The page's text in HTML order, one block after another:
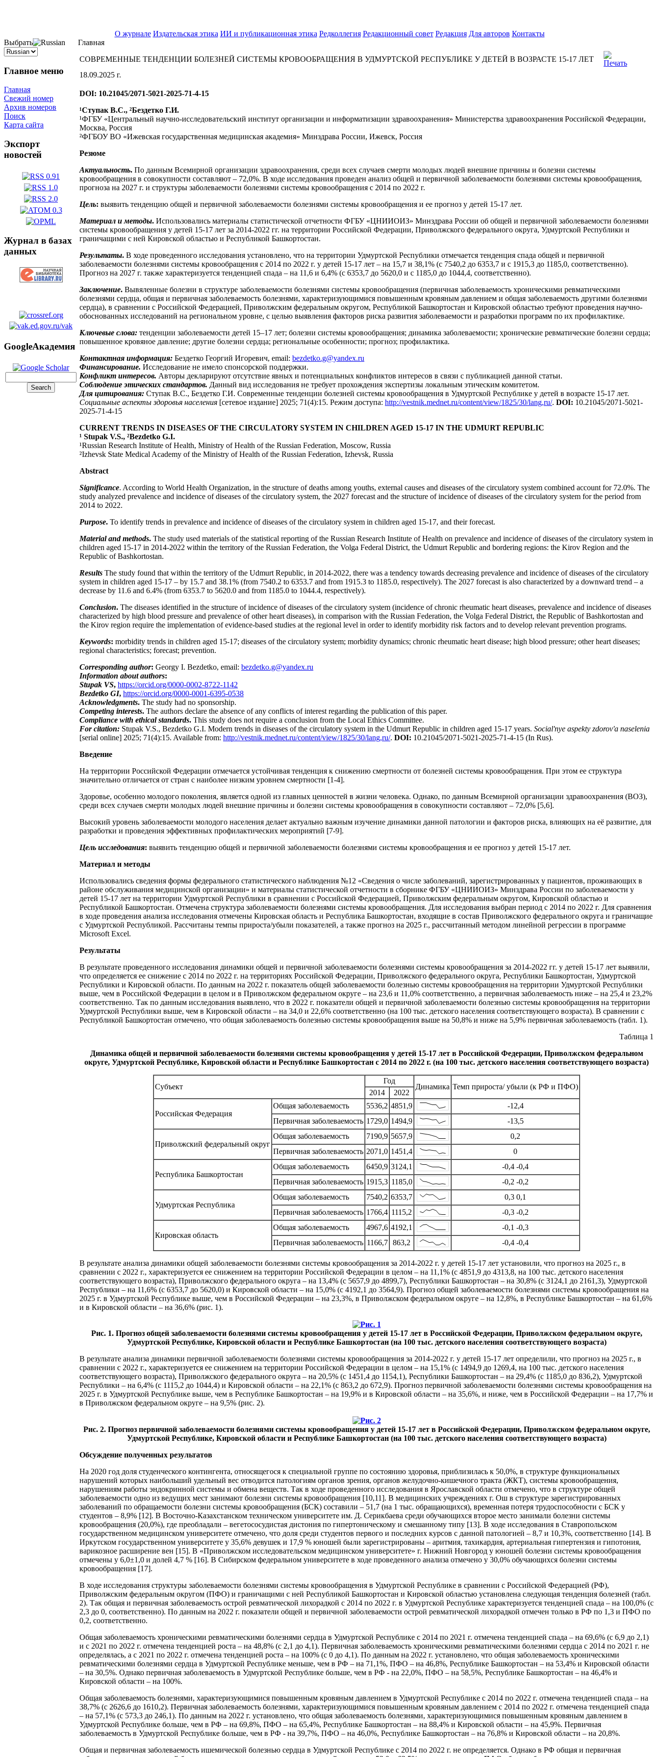
О журнале Издательская этика ИИ и публикационная этика Редколлегия Редакционный совет Редакция Для авторов Контакты
Выбрать
Главное меню
Главная
Свежий номер
Архив номеров
Поиск
Карта сайта
Экспорт
новостей
Журнал в базах
данных
GoogleАкадемия
Главная
СОВРЕМЕННЫЕ ТЕНДЕНЦИИ БОЛЕЗНЕЙ СИСТЕМЫ КРОВООБРАЩЕНИЯ В УДМУРТСКОЙ РЕСПУБЛИКЕ У ДЕТЕЙ В ВОЗРАСТЕ 15-17 ЛЕТ
18.09.2025 г.
DOI: 10.21045/2071-5021-2025-71-4-15
¹Ступак В.С., ²Бездетко Г.И.
¹ФГБУ «Центральный научно-исследовательский институт организации и информатизации здравоохранения» Министерства здравоохранения Российской Федерации,
Москва, Россия
²ФГБОУ ВО «Ижевская государственная медицинская академия» Минздрава России, Ижевск, Россия
Резюме
Актуальность. По данным Всемирной организации здравоохранения, среди всех случаев смерти молодых людей внешние причины и болезни системы
кровообращения в совокупности составляют – 72,0%. В ходе исследования проведен анализ общей и первичной заболеваемости болезнями системы кровообращения,
прогноза на 2027 г. и структуры заболеваемости болезнями системы кровообращения с 2014 по 2022 г.
Цель: выявить тенденцию общей и первичной заболеваемости болезнями системы кровообращения и ее прогноз у детей 15-17 лет.
Материал и методы. Использовались материалы статистической отчетности ФГБУ «ЦНИИОИЗ» Минздрава России об общей и первичной заболеваемости болезнями
системы кровообращения у детей 15-17 лет за 2014-2022 гг. на территории Российской Федерации, Приволжского федерального округа, Удмуртской Республики и
граничащими с ней Кировской областью и Республикой Башкортостан.
Результаты. В ходе проведенного исследования установлено, что на территории Удмуртской Республики отмечается тенденция спада общей и первичной
заболеваемости болезнями системы кровообращения с 2014 по 2022 г. у детей 15-17 лет – на 15,7 и 38,1% (с 7540,2 до 6353,7 и с 1915,3 до 1185,0, соответственно).
Прогноз на 2027 г. также характеризуется тенденцией спада – на 11,6 и 6,4% (с 6353,7 до 5620,0 и с 1185,0 до 1044,4, соответственно).
Заключение. Вывяленные болезни в структуре заболеваемости болезнями системы кровообращения (первичная заболеваемость хроническими ревматическими
болезнями сердца, общая и первичная заболеваемость болезнями, характеризующимися повышенным кровяным давлением и общая заболеваемость другими болезнями
сердца), в сравнении с Российской Федерацией, Приволжским федеральным округом, Республикой Башкортостан и Кировской областью требуют проведения научно-
обоснованных исследований на региональном уровне, с целью выявления факторов риска развития заболеваемости и разработки программ по их профилактике.
Ключевые слова: тенденции заболеваемости детей 15–17 лет; болезни системы кровообращения; динамика заболеваемости; хронические ревматические болезни сердца;
повышенное кровяное давление; другие болезни сердца; региональные особенности; прогноз; профилактика.
Контактная информация: Бездетко Георгий Игоревич, email: bezdetko.g@yandex.ru
Финансирование. Исследование не имело спонсорской поддержки.
Конфликт интересов. Авторы декларируют отсутствие явных и потенциальных конфликтов интересов в связи с публикацией данной статьи.
Соблюдение этических стандартов. Данный вид исследования не требует прохождения экспертизы локальным этическим комитетом.
Для цитирования: Ступак В.С., Бездетко Г.И. Современные тенденции болезней системы кровообращения в Удмуртской Республике у детей в возрасте 15-17 лет.
Социальные аспекты здоровья населения [сетевое издание] 2025; 71(4):15. Режим доступа: http://vestnik.mednet.ru/content/view/1825/30/lang,ru/. DOI: 10.21045/2071-5021-
2025-71-4-15
CURRENT TRENDS IN DISEASES OF THE CIRCULATORY SYSTEM IN CHILDREN AGED 15-17 IN THE UDMURT REPUBLIC
¹ Stupak V.S., ²Bezdetko G.I.
¹Russian Research Institute of Health, Ministry of Health of the Russian Federation, Moscow, Russia
²Izhevsk State Medical Academy of the Ministry of Health of the Russian Federation, Izhevsk, Russia
Abstract
Significance. According to World Health Organization, in the structure of deaths among youths, external causes and diseases of the circulatory system combined account for 72.0%. The
study analyzed prevalence and incidence of diseases of the circulatory system, the 2027 forecast and the structure of incidence of diseases of the circulatory system for the period from
2014 to 2022.
Purpose. To identify trends in prevalence and incidence of diseases of the circulatory system in children aged 15-17, and their forecast.
Material and methods. The study used materials of the statistical reporting of the Russian Research Institute of Health on prevalence and incidence of diseases of the circulatory system in
children aged 15-17 in 2014-2022 within the territory of the Russian Federation, the Volga Federal District, the Udmurt Republic and bordering regions: the Kirov Region and the
Republic of Bashkortostan.
Results The study found that within the territory of the Udmurt Republic, in 2014-2022, there was a tendency towards decreasing prevalence and incidence of diseases of the circulatory
system in children aged 15-17 – by 15.7 and 38.1% (from 7540.2 to 6353.7 and from 1915.3 to 1185.0, respectively). The 2027 forecast is also characterized by a downward trend – a
decrease by 11.6 and 6.4% (from 6353.7 to 5620.0 and from 1185.0 to 1044.4, respectively).
Conclusion. The diseases identified in the structure of incidence of diseases of the circulatory system (incidence of chronic rheumatic heart diseases, prevalence and incidence of diseases
characterized by high blood pressure and prevalence of other heart diseases), in comparison with the Russian Federation, the Volga Federal District, the Republic of Bashkortostan and
the Kirov region require the implementation of evidence-based studies at the regional level in order to identify morbidity risk factors and to develop relevant prevention programs.
Keywords: morbidity trends in children aged 15-17; diseases of the circulatory system; morbidity dynamics; chronic rheumatic heart disease; high blood pressure; other heart diseases;
regional characteristics; forecast; prevention.
Corresponding author: Georgy I. Bezdetko, email: bezdetko.g@yandex.ru
Information about authors:
Stupak VS, https://orcid.org/0000-0002-8722-1142
Bezdetko GI, https://orcid.org/0000-0001-6395-0538
Acknowledgments. The study had no sponsorship.
Competing interests. The authors declare the absence of any conflicts of interest regarding the publication of this paper.
Compliance with ethical standards. This study does not require a conclusion from the Local Ethics Committee.
For citation: Stupak V.S., Bezdetko G.I. Modern trends in diseases of the circulatory system in the Udmurt Republic in children aged 15-17 years. Social'nye aspekty zdorov'a naselenia
[serial online] 2025; 71(4):15. Available from: http://vestnik.mednet.ru/content/view/1825/30/lang,ru/. DOI: 10.21045/2071-5021-2025-71-4-15 (In Rus).
Введение
На территории Российской Федерации отмечается устойчивая тенденция к снижению смертности от болезней системы кровообращения. При этом ее структура
значительно отличается от стран с наиболее низким уровнем смертности [1-4].
Здоровье, особенно молодого поколения, является одной из главных ценностей в жизни человека. Однако, по данным Всемирной организации здравоохранения (ВОЗ),
среди всех случаев смерти молодых людей внешние причины и болезни системы кровообращения в совокупности составляют – 72,0% [5,6].
Высокий уровень заболеваемости молодого населения делает актуально важным изучение динамики данной патологии и факторов риска, влияющих на её развитие, для
разработки и проведения эффективных профилактических мероприятий [7-9].
Цель исследования: выявить тенденцию общей и первичной заболеваемости болезнями системы кровообращения и ее прогноз у детей 15-17 лет.
Материал и методы
Использовались сведения формы федерального статистического наблюдения №12 «Сведения о числе заболеваний, зарегистрированных у пациентов, проживающих в
районе обслуживания медицинской организации» и материалы статистической отчетности в сборнике ФГБУ «ЦНИИОИЗ» Минздрава России по заболеваемости у
детей 15-17 лет на территории Удмуртской Республики в сравнении с Российской Федерацией, Приволжским федеральным округом, Кировской областью и
Республикой Башкортостан. Отмечена структура заболеваемости болезнями системы кровообращения. Для исследования выбран период с 2014 по 2022 г. Для сравнения
в ходе проведения анализа исследования отмечены Кировская область и Республика Башкортостан, входящие в состав Приволжского федерального округа и граничащие
с Удмуртской Республикой. Рассчитаны темпы прироста/убыли показателей, а также прогноз на 2025 г., рассчитанный методом линейной регрессии в программе
Microsoft Excel.
Результаты
В результате проведенного исследования динамики общей и первичной заболеваемости болезнями системы кровообращения за 2014-2022 гг. у детей 15-17 лет выявили,
что определяется ее снижение с 2014 по 2022 г. на территориях Российской Федерации, Приволжского федерального округа, Республики Башкортостан, Удмуртской
Республики и Кировской области. По данным на 2022 г. показатель общей заболеваемости болезнью системы кровообращения на территории Удмуртской Республики
выше, чем в Российской Федерации в целом и в Приволжском федеральном округе – на 23,6 и 11,0% соответственно, а первичная заболеваемость ниже – на 25,4 и 23,2%
соответственно. Так по данным исследования выявлено, что в 2022 г. показатели общей и первичной заболеваемости болезнью системы кровообращения на территории
Удмуртской Республики выше, чем в Кировской области – на 34,0 и 22,6% соответственно (на 100 тыс. детского населения соответствующего возраста). В сравнении с
Республикой Башкортостан отмечено, что общая заболеваемость болезнью системы кровообращения выше на 50,8% и ниже на 5,9% первичная заболеваемость (табл. 1).
Таблица 1
Динамика общей и первичной заболеваемости болезнями системы кровообращения у детей 15-17 лет в Российской Федерации, Приволжском федеральном
округе, Удмуртской Республике, Кировской области и Республике Башкортостан с 2014 по 2022 г. (на 100 тыс. детского населения соответствующего возраста)
Субъект
Год
Динамика Темп прироста/ убыли (к РФ и ПФО)
2014 2022
Российская Федерация
Общая заболеваемость 5536,2 4851,9
-12,4
Первичная заболеваемость 1729,0 1494,9 -13,5
Приволжский федеральный округ
Общая заболеваемость 7190,9 5657,9
0,2
Первичная заболеваемость 2071,0 1451,4 0
Республика Башкортостан
Общая заболеваемость 6450,9 3124,1
-0,4 -0,4
Первичная заболеваемость 1915,3 1185,0 -0,2 -0,2
Удмуртская Республика
Общая заболеваемость 7540,2 6353,7
0,3 0,1
Первичная заболеваемость 1766,4 1115,2 -0,3 -0,2
Кировская область
Общая заболеваемость 4967,6 4192,1
-0,1 -0,3
Первичная заболеваемость 1166,7 863,2 -0,4 -0,4
В результате анализа динамики общей заболеваемости болезнями системы кровообращения за 2014-2022 г. у детей 15-17 лет установили, что прогноз на 2025 г., в
сравнении с 2022 г., характеризуется ее снижением на территории Российской Федерации в целом – на 11,1% (с 4851,9 до 4313,8, на 100 тыс. детского населения
соответствующего возраста), Приволжского федерального округа – на 13,4% (с 5657,9 до 4899,7), Республики Башкортостан – на 30,8% (с 3124,1 до 2161,3), Удмуртской
Республики – на 11,6% (с 6353,7 до 5620,0) и Кировской области – на 15,0% (с 4192,1 до 3564,9). Прогноз общей заболеваемости болезнями системы кровообращения на
2025 г. в Удмуртской Республике выше, чем в Российской Федерации – на 23,3%, в Приволжском федеральном округе – на 12,8%, в Республике Башкортостан – на 61,6%
и в Кировской области – на 36,6% (рис. 1).
Рис. 1. Прогноз общей заболеваемости болезнями системы кровообращения у детей 15-17 лет в Российской Федерации, Приволжском федеральном округе,
Удмуртской Республике, Кировской области и Республике Башкортостан (на 100 тыс. детского населения соответствующего возраста)
В результате анализа динамики первичной заболеваемости болезнями системы кровообращения за 2014-2022 г. у детей 15-17 лет определили, что прогноз на 2025 г., в
сравнении с 2022 г., характеризуется ее снижением на территории Российской Федерации в целом – на 15,1% (с 1494,9 до 1269,4, на 100 тыс. детского населения
соответствующего возраста), Приволжского федерального округа – на 20,5% (с 1451,4 до 1154,1), Республики Башкортостан – на 29,4% (с 1185,0 до 836,2), Удмуртской
Республики – на 6,4% (с 1115,2 до 1044,4) и Кировской области – на 22,1% (с 863,2 до 672,9). Прогноз первичной заболеваемости болезнями системы кровообращения на
2025 г. в Удмуртской Республике выше, чем в Республике Башкортостан – на 19,9% и в Кировской области – на 35,6%, и ниже, чем в Российской Федерации – на 17,7% и
в Приволжском федеральном округе – на 9,5% (рис. 2).
Рис. 2. Прогноз первичной заболеваемости болезнями системы кровообращения у детей 15-17 лет в Российской Федерации, Приволжском федеральном округе,
Удмуртской Республике, Кировской области и Республике Башкортостан (на 100 тыс. детского населения соответствующего возраста)
Обсуждение полученных результатов
На 2020 год доля студенческого контингента, относящегося к специальной группе по состоянию здоровья, приблизилась к 50,0%, в структуре функциональных
нарушений которых наибольший удельный вес отводится патологиям органов зрения, органов желудочно-кишечного тракта (ЖКТ), системы кровообращения,
нарушениям работы эндокринной системы и обмена веществ. Так в ходе проведенного исследования в Ярославской области отмечено, что в структуре общей
заболеваемости одно из ведущих мест занимают болезни системы кровообращения [10,11]. В медицинских учреждениях г. Ош в структуре зарегистрированных
заболеваний по обращаемости болезни системы кровообращения (БСК) составили – 51,7 (на 1 тыс. обращающихся), временная потеря трудоспособности с БСК у
студентов – 8,9% [12]. В Восточно-Казахстанском техническом университете им. Д. Серикбаева среди обучающихся второе место занимали болезни системы
кровообращения (20,0%), где преобладали – вегетососудистая дистония по гипертоническому и смешанному типу [13]. В ходе исследования в Ставропольском
государственном медицинском университете отмечено, что доля среди студентов первого и последних курсов с данной патологией – 8,7 и 10,3%, соответственно [14]. В
Иркутском государственном университете у 35,6% девушек и 17,9 % юношей были зарегистрированы – аритмия, тахикардия, артериальная гипертензия и гипотония,
варикозное расширение вен [15]. В «Приволжском исследовательском медицинском университете» г. Нижний Новгород у юношей болезни системы кровообращения
отмечены у 6,0±1,0 и долей 4,7 % [16]. В Сибирском федеральном университете в ходе проведенного анализа отмечено у 30,0% обучающихся болезни системы
кровообращения [17].
В ходе исследования структуры заболеваемости болезнями системы кровообращения в Удмуртской Республике в сравнении с Российской Федерацией (РФ),
Приволжским федеральным округом (ПФО) и граничащими с ней Республикой Башкортостан и Кировской областью установлена следующая тенденция болезней (табл.
2). Так общая и первичная заболеваемость острой ревматической лихорадкой с 2014 по 2022 г. в Удмуртской Республике характеризуется тенденцией спада – на 100,0% (с
2,3 до 0, соответственно). По данным на 2022 г. показатели общей и первичной заболеваемости острой ревматической лихорадкой отмечен только в РФ по 1,3 и ПФО по
0,2, соответственно.
Общая заболеваемость хроническими ревматическими болезнями сердца в Удмуртской Республике с 2014 по 2021 г. отмечена тенденцией спада – на 69,6% (с 6,9 до 2,1)
и с 2021 по 2022 г. отмечена тенденцией роста – на 48,8% (с 2,1 до 4,1). Первичная заболеваемость хроническими ревматическими болезнями сердца с 2014 по 2021 г. не
определялась, а с 2021 по 2022 г. отмечена тенденцией роста – на 100% (с 0 до 4,1). По данным на 2022 г. установлено, что общая заболеваемость хроническими
ревматическими болезнями сердца в Удмуртской Республике меньше, чем в РФ – на 71,1%, ПФО – на 46,8%, Республике Башкортостан – на 53,4% и Кировской области
– на 30,5%. Однако первичная заболеваемость в Удмуртской Республике больше, чем в РФ - на 22,0%, ПФО – на 58,5%, Республике Башкортостан – на 46,4% и
Кировской области – на 100%.
Общая заболеваемость болезнями, характеризующимися повышенным кровяным давлением в Удмуртской Республике с 2014 по 2022 г. отмечена тенденцией спада – на
38,7% (с 2626,6 до 1610,2). Первичная заболеваемость болезнями, характеризующимися повышенным кровяным давлением с 2014 по 2022 г. отмечена тенденцией спада
– на 57,1% (с 573,3 до 246,1). По данным на 2022 г. установлено, что общая заболеваемость болезнями, характеризующимися повышенным кровяным давлением в
Удмуртской Республике больше, чем в РФ – на 69,8%, ПФО – на 65,4%, Республике Башкортостан – на 88,4% и Кировской области – на 45,9%. Первичная
заболеваемость в Удмуртской Республике больше, чем в РФ - на 39,7%, ПФО – на 46,0%, Республике Башкортостан – на 76,8% и Кировской области – на 20,8%.
Общая и первичная заболеваемость ишемической болезнью сердца в Удмуртской Республике с 2014 по 2022 г. не определяется. Однако в РФ общая и первичная